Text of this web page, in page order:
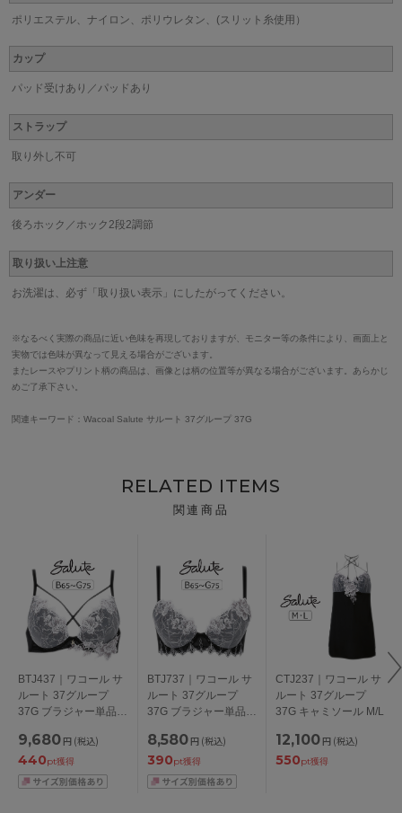
ポリエステル、ナイロン、ポリウレタン、(スリット糸使用）
カップ
パッド受けあり／パッドあり
ストラップ
取り外し不可
アンダー
後ろホック／ホック2段2調節
取り扱い上注意
お洗濯は、必ず「取り扱い表示」にしたがってください。
※なるべく実際の商品に近い色味を再現しておりますが、モニター等の条件により、画面上と
実物では色味が異なって見える場合がございます。
またレースやプリント柄の商品は、画像とは柄の位置等が異なる場合がございます。あらかじ
めご了承下さい。
関連キーワード：Wacoal Salute サルート 37グループ 37G
RELATED ITEMS
関連商品
BTJ437｜ワコール サ
ルート 37グループ
37G ブラジャー単品
アンダー 65/70/75cm
9,680 円 (税込)
440pt獲得
BTJ737｜ワコール サ
ルート 37グループ
37G ブラジャー単品
プ アンダー
65/70/75cm
8,580 円 (税込)
390pt獲得
CTJ237｜ワコール サ
ルート 37グループ
37G キャミソール M/L
12,100 円 (税込)
550pt獲得